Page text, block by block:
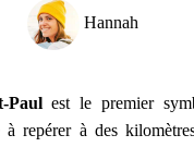
Hannah
Paulest le premier
repérer à des